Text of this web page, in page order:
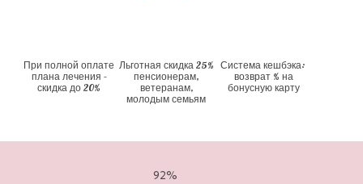
Льготная скидка 25%
пенсионерам,
ветеранам,
молодым семьям
Система кешбэка:
возврат % на
бонусную карту
При полной оплате
плана лечения –
скидка до 20%
92%